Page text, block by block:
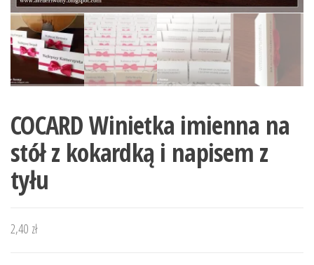
COCARD Winietka imienna na
stół z kokardką i napisem z
tyłu
2,40 zł